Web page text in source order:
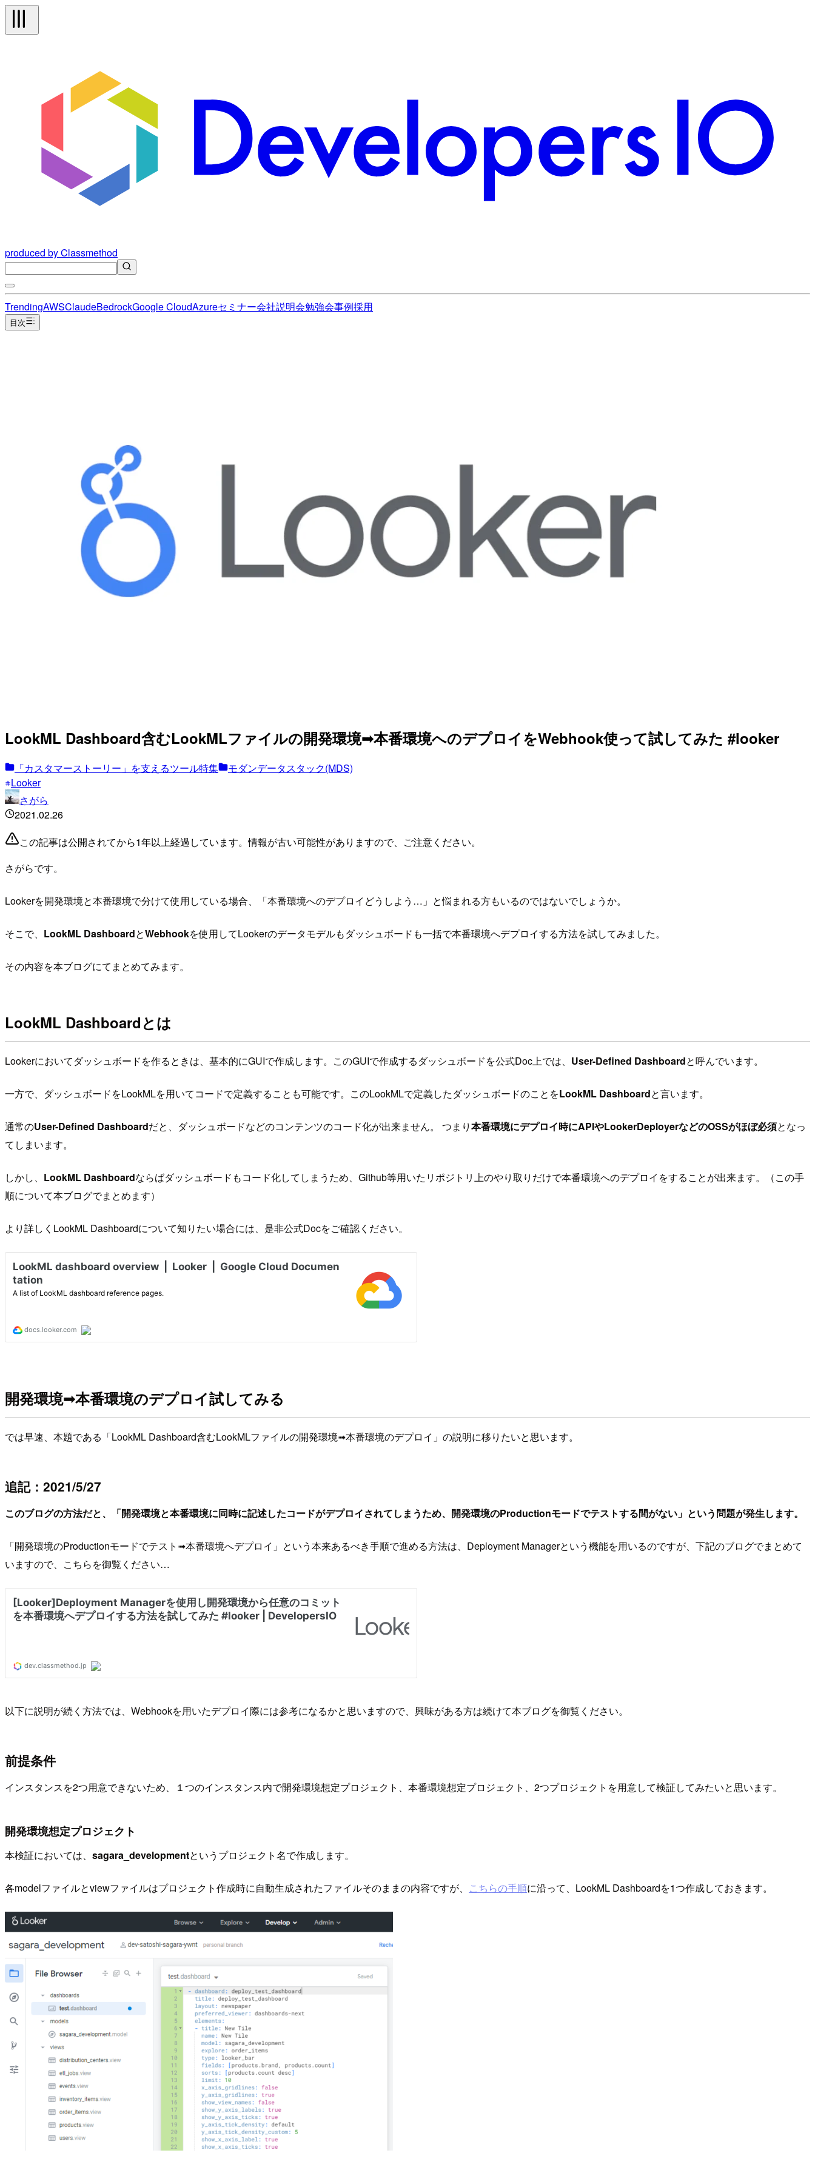
produced by Classmethod
TrendingAWSClaudeBedrockGoogle CloudAzureセミナー会社説明会勉強会事例採用
目次
LookML Dashboard含むLookMLファイルの開発環境➟本番環境へのデプロイをWebhook使って試してみた #looker
「カスタマーストーリー」を支えるツール特集
モダンデータスタック(MDS)
Looker
さがら
2021.02.26
この記事は公開されてから1年以上経過しています。情報が古い可能性がありますので、ご注意ください。
さがらです。
Lookerを開発環境と本番環境で分けて使用している場合、「本番環境へのデプロイどうしよう…」と悩まれる方もいるのではないでしょうか。
そこで、 LookML DashboardとWebhookを使用してLookerのデータモデルもダッシュボードも一括で本番環境へデプロイする方法を試してみました。
その内容を本ブログにてまとめてみます。
LookML Dashboardとは
Lookerにおいてダッシュボードを作るときは、基本的にGUIで作成します。このGUIで作成するダッシュボードを公式Doc上では、 User-Defined Dashboardと呼んでいます。
一方で、ダッシュボードをLookMLを用いてコードで定義することも可能です。このLookMLで定義したダッシュボードのことをLookML Dashboardと言います。
通常のUser-Defined Dashboardだと、ダッシュボードなどのコンテンツのコード化が出来ません。 つまり本番環境にデプロイ時にAPIやLookerDeployerなどのOSSがほぼ必須となっ
てしまいます。
しかし、 LookML Dashboardならばダッシュボードもコード化してしまうため、Github等用いたリポジトリ上のやり取りだけで本番環境へのデプロイをすることが出来ます。（この手
順について本ブログでまとめます）
より詳しくLookML Dashboardについて知りたい場合には、是非公式Docをご確認ください。
開発環境➟本番環境のデプロイ試してみる
では早速、本題である「LookML Dashboard含むLookMLファイルの開発環境➟本番環境のデプロイ」の説明に移りたいと思います。
追記：2021/5/27
このブログの方法だと、「開発環境と本番環境に同時に記述したコードがデプロイされてしまうため、開発環境のProductionモードでテストする間がない」という問題が発生します。
「開発環境のProductionモードでテスト➟本番環境へデプロイ」という本来あるべき手順で進める方法は、Deployment Managerという機能を用いるのですが、下記のブログでまとめて
いますので、こちらを御覧ください…
以下に説明が続く方法では、Webhookを用いたデプロイ際には参考になるかと思いますので、興味がある方は続けて本ブログを御覧ください。
前提条件
インスタンスを2つ用意できないため、１つのインスタンス内で開発環境想定プロジェクト、本番環境想定プロジェクト、2つプロジェクトを用意して検証してみたいと思います。
開発環境想定プロジェクト
本検証においては、 sagara_developmentというプロジェクト名で作成します。
各modelファイルとviewファイルはプロジェクト作成時に自動生成されたファイルそのままの内容ですが、 こちらの手順に沿って、LookML Dashboardを1つ作成しておきます。